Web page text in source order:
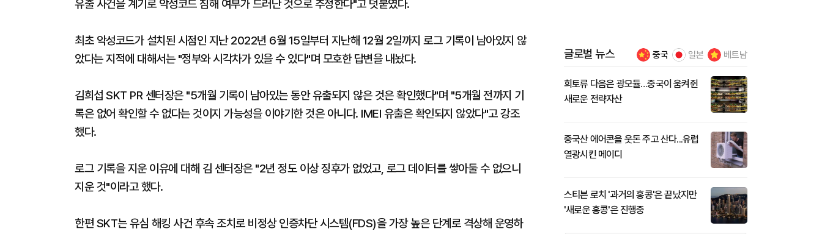
유출 사건을 계기로 악성코드 침해 여부가 드러난 것으로 추정한다"고 덧붙였다.
최초 악성코드가 설치된 시점인 지난 2022년 6월 15일부터 지난해 12월 2일까지 로그 기록이 남아있지 않
았다는 지적에 대해서는 "정부와 시각차가 있을 수 있다"며 모호한 답변을 내놨다.
김희섭 SKT PR 센터장은 "5개월 기록이 남아있는 동안 유출되지 않은 것은 확인했다"며 "5개월 전까지 기
록은 없어 확인할 수 없다는 것이지 가능성을 이야기한 것은 아니다. IMEI 유출은 확인되지 않았다"고 강조
했다.
로그 기록을 지운 이유에 대해 김 센터장은 "2년 정도 이상 징후가 없었고, 로그 데이터를 쌓아둘 수 없으니
지운 것"이라고 했다.
한편 SKT는 유심 해킹 사건 후속 조치로 비정상 인증차단 시스템(FDS)을 가장 높은 단계로 격상해 운영하
글로벌 뉴스 중국 일본 베트남
희토류 다음은 광모듈…중국이 움켜쥔
새로운 전략자산
중국산 에어콘을 웃돈 주고 산다...유럽
열광시킨 메이디
스티븐 로치 '과거의 홍콩'은 끝났지만
'새로운 홍콩'은 진행중